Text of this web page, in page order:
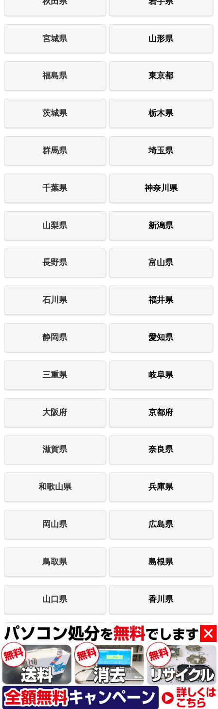
宮城県 山形県
福島県 東京都
茨城県 栃木県
群馬県 埼玉県
千葉県 神奈川県
山梨県 新潟県
長野県 富山県
石川県 福井県
静岡県 愛知県
三重県 岐阜県
大阪府 京都府
滋賀県 奈良県
和歌山県 兵庫県
岡山県 広島県
鳥取県 島根県
山口県 香川県
徳島県 高知県
愛媛県 福岡県